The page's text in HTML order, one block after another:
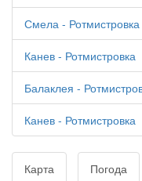
Смела - Ротмистровка
Канев - Ротмистровка
Балаклея -
Канев - Ротмистровка
Карта Погода